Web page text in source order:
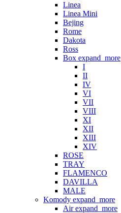
Linea
Linea Mini
Bejing
Rome
Dakota
Ross
Box expand_more
I
II
IV
VI
VII
VIII
XI
XII
XIII
XIV
ROSE
TRAY
FLAMENCO
DAVILLA
MALE
Komody expand_more
Air expand_more